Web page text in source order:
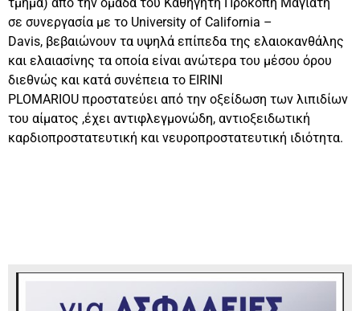
σε συνεργασία με το University of California –
Davis, βεβαιώνουν τα υψηλά επίπεδα της ελαιοκανθάλης
και ελαιασίνης τα οποία είναι ανώτερα του μέσου όρου
διεθνώς και κατά συνέπεια το EIRINI
PLOMARIOU προστατεύει από την οξείδωση των λιπιδίων
του αίματος ,έχει αντιφλεγμονώδη, αντιοξειδωτική
καρδιοπροστατευτική και νευροπροστατευτική ιδιότητα.